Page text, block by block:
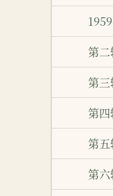
第二
第三
第
第五
第六